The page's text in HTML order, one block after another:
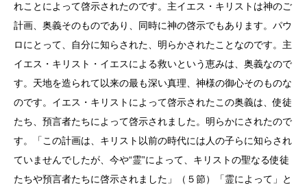
れことによって啓示されたのです。主イエス・キリストは神のご
計画、奥義そのものであり、同時に神の啓示でもあります。パウ
ロにとって、自分に知らされた、明らかされたことなのです。主
イエス・キリスト・イエスによる救いという恵みは、奥義なので
す。天地を造られて以来の最も深い真理、神様の御心そのものな
のです。イエス・キリストによって啓示されたこの奥義は、使徒
たち、預言者たちによって啓示されました。明らかにされたので
す。「この計画は、キリスト以前の時代には人の子らに知らされ
ていませんでしたが、今や“霊”によって、キリストの聖なる使徒
たちや預言者たちに啓示されました」（５節）「霊によって」と